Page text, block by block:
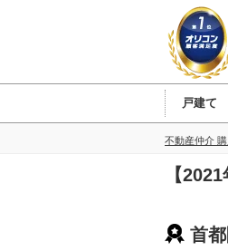
戸建て
不動産仲介 購
【
首